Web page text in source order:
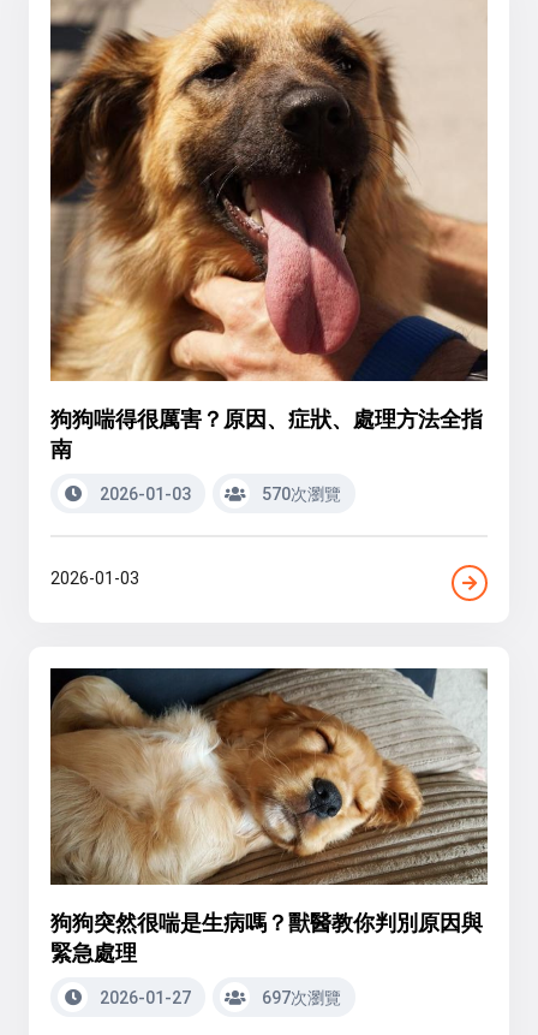
狗狗喘得很厲害？原因、症狀、處理方法全指
南
2026-01-03 570次瀏覽
2026-01-03
狗狗突然很喘是生病嗎？獸醫教你判別原因與
緊急處理
2026-01-27 697次瀏覽